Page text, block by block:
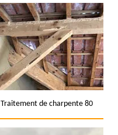
Traitement de charpente 80